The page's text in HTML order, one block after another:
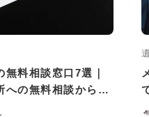
無料相談窓口7選｜
への無料相談から手
での流れも紹介